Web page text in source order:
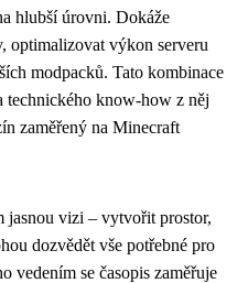
hlubší úrovni. Dokáže
optimalizovat výkon serveru
modpacků. Tato kombinace
technického know-how z něj
zaměřený na Minecraft
jasnou vizi – vytvořit prostor,
dozvědět vše potřebné pro
vedením se časopis zaměřuje